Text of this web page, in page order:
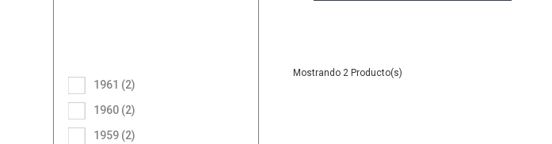
1959 (2)
1960 (2)
1961 (2)
2